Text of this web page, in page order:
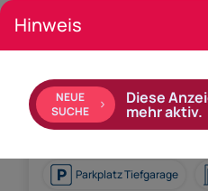
Ausstattung:
Bad mit: Badewanne,
Parkplatz Tiefgarage
Hinweis
NEUE
SUCHE
Diese
mehr aktiv.